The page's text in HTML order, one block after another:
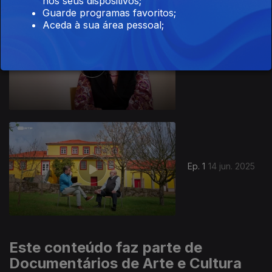
Ep. 1 14 jun. 2025
857313
Este conteúdo faz parte de
Documentários de Arte e Cultura
Guarde programas favoritos;
Aceda à sua área pessoal;